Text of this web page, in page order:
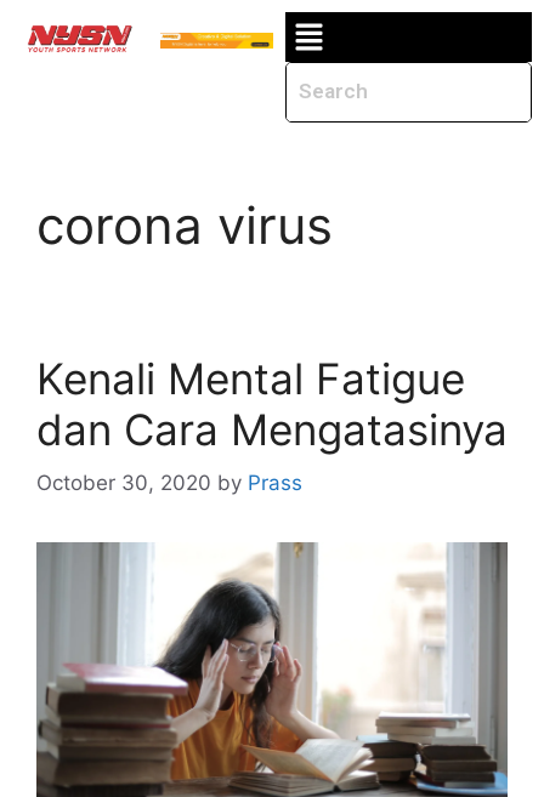
corona virus
Kenali Mental Fatigue
dan Cara Mengatasinya
October 30, 2020 by Prass